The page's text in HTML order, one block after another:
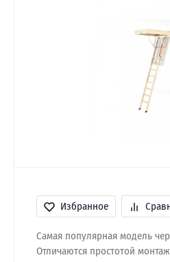
Избранное
Самая популярная модель
Отличаются простотой